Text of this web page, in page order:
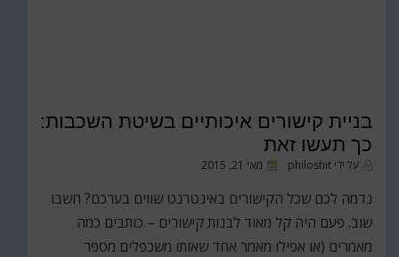
בניית קישורים איכותיים בשיטת השכבות:
כך תעשו זאת
על ידי philoshit
פורסם
מאי 21, 2015
נדמה לכם שכל הקישורים באינטרנט שווים בערכם? חשבו
שוב. פעם היה קל מאוד לבנות קישורים – כותבים כמה
מאמרים (או אפילו מאמר אחד שאותו משכפלים מספר